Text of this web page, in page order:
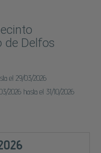
de Delfos
el 29/03/2026
hasta el 31/10/2026